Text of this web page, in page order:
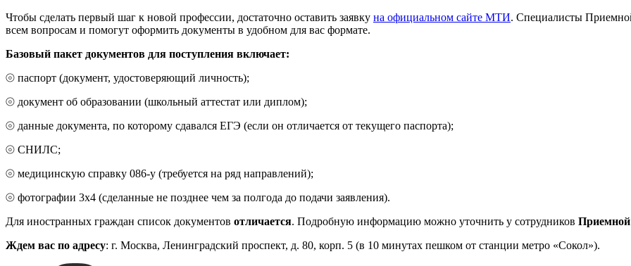
Чтобы сделать первый шаг к новой профессии, достаточно оставить заявку на официальном сайте МТИ. Специалисты
всем вопросам и помогут оформить документы в удобном для вас формате.
Базовый пакет документов для поступления включает:
⦾ паспорт (документ, удостоверяющий личность);
⦾ документ об образовании (школьный аттестат или диплом);
⦾ данные документа, по которому сдавался ЕГЭ (если он отличается от текущего паспорта);
⦾ СНИЛС;
⦾ медицинскую справку 086-у (требуется на ряд направлений);
⦾ фотографии 3х4 (сделанные не позднее чем за полгода до подачи заявления).
Для иностранных граждан список документов отличается. Подробную информацию можно уточнить у сотрудников
Ждем вас по адресу: г. Москва, Ленинградский проспект, д. 80, корп. 5 (в 10 минутах пешком от станции метро «Сокол»).